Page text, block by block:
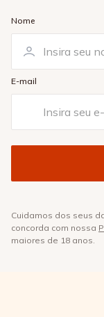
Nome
E-mail
Cuidamos dos seus
concorda com nossa
maiores de 18 anos.